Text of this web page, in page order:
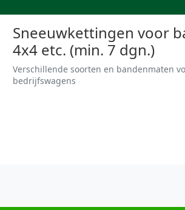
Sneeuwkettingen voor
4x4 etc. (min. 7 dgn.)
Verschillende soorten en bandenmaten
bedrijfswagens